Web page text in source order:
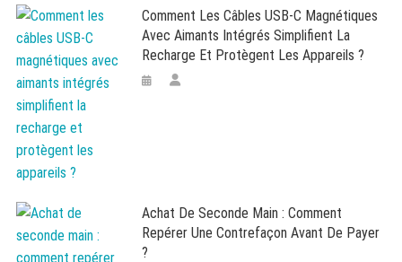
Comment Les Câbles USB-C Magnétiques
Avec Aimants Intégrés Simplifient La
Recharge Et Protègent Les Appareils ?
Achat De Seconde Main : Comment
Repérer Une Contrefaçon Avant De Payer
?